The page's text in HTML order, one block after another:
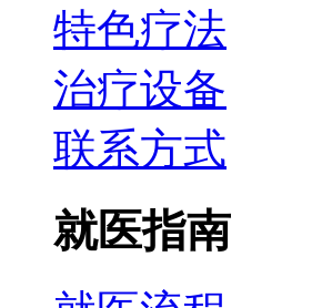
特色疗法
治疗设备
联系方式
就医指南